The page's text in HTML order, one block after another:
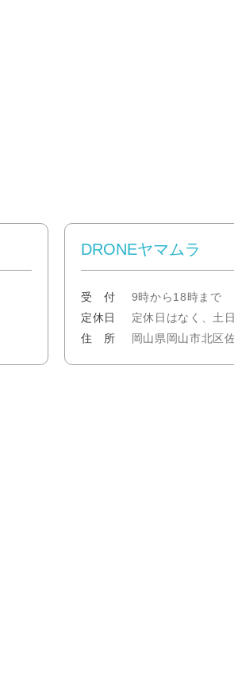
DRONEヤマムラ
受 付 9時から18時まで
定休日
定休日はなく、土日
住 所 岡山県岡山市北区